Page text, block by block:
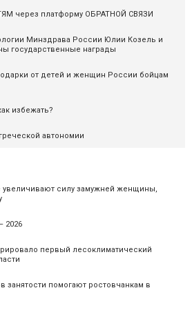
увеличивают силу замужней женщины,
2026
первый лесоклиматический
занятости помогают ростовчанкам в
через платформу ОБРАТНОЙ СВЯЗИ
Минздрава России Юлии Козель и
государственные награды
от детей и женщин России бойцам
избежать?
автономии